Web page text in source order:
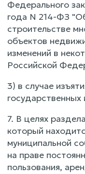
Федерального
года N 214-ФЗ
строительстве
объектов
изменений в
Российской
3) в случае
7. В целях
который
муниципальной
на праве
пользования,